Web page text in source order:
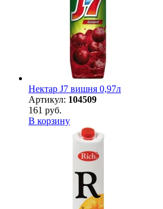
Нектар J7 вишня 0,97л
Артикул: 104509
161 руб.
В корзину